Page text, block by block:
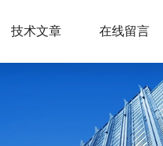
技术文章 在线留言